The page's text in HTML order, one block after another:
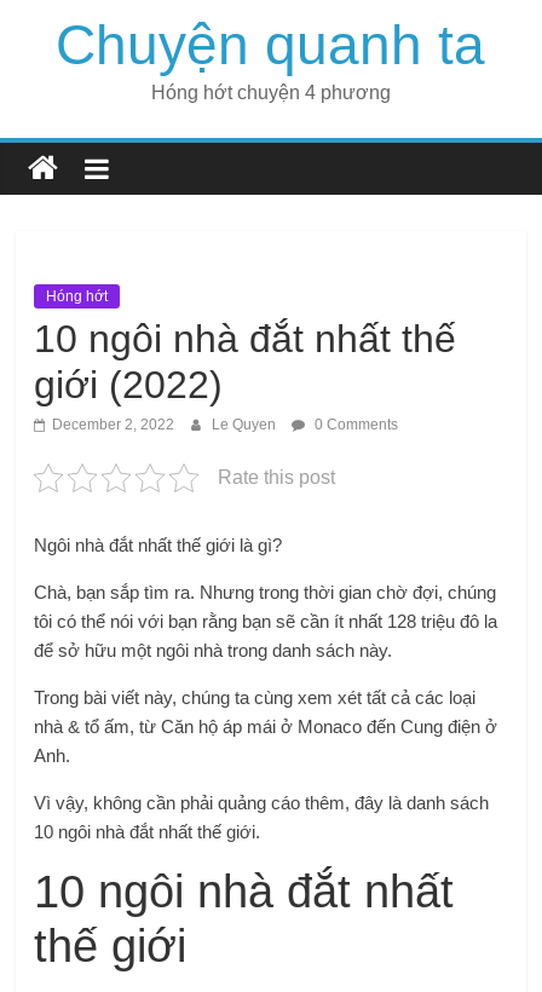
Chuyện quanh ta
Hóng hớt chuyện 4 phương
Hóng hớt
10 ngôi nhà đắt nhất thế
giới (2022)
December 2, 2022 Le Quyen 0 Comments
Rate this post
Ngôi nhà đắt nhất thế giới là gì?
Chà, bạn sắp tìm ra. Nhưng trong thời gian chờ đợi, chúng
tôi có thể nói với bạn rằng bạn sẽ cần ít nhất 128 triệu đô la
để sở hữu một ngôi nhà trong danh sách này.
Trong bài viết này, chúng ta cùng xem xét tất cả các loại
nhà & tổ ấm, từ Căn hộ áp mái ở Monaco đến Cung điện ở
Anh.
Vì vậy, không cần phải quảng cáo thêm, đây là danh sách
10 ngôi nhà đắt nhất thế giới.
10 ngôi nhà đắt nhất
thế giới